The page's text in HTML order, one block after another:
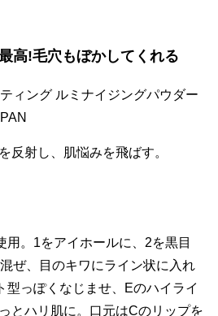
高!毛穴もぼかしてくれる
ィング ルミナイジングパウダー
反射し、肌悩みを飛ばす。
用。1をアイホールに、2を黒目
ぜ、目のキワにライン状に入れ
型っぽくなじませ、Eのハイライ
とハリ肌に。口元はCのリップを